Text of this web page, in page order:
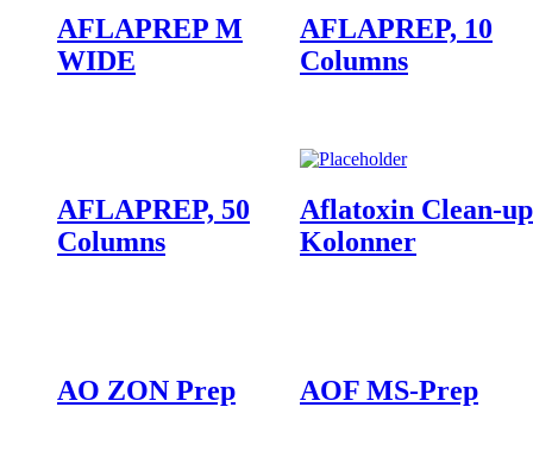
AFLAPREP M
WIDE
AFLAPREP, 10
Columns
AFLAPREP, 50
Columns
Aflatoxin Clean-up
Kolonner
AO ZON Prep AOF MS-Prep